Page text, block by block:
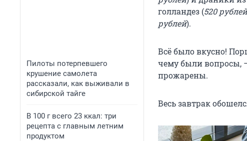
Пилоты потерпевшего
крушение самолета
рассказали, как выживали в
сибирской тайге
В 100 г всего 23 ккал: три
рецепта с главным летним
продуктом
голландез (520 рублей
рублей).
Всё было вкусно!
чему были вопросы,
прожарены.
Весь завтрак